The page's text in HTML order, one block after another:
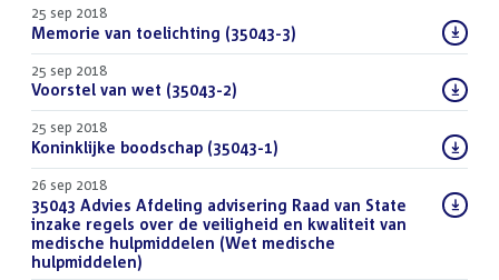
25 sep 2018
Download
bestand:
Memorie van toelichting (35043-3)
25 sep 2018
Download
bestand:
Voorstel van wet (35043-2)
25 sep 2018
Download
bestand:
Koninklijke boodschap (35043-1)
26 sep 2018
Download
bestand:
35043 Advies Afdeling advisering Raad van State
inzake regels over de veiligheid en kwaliteit van
medische hulpmiddelen (Wet medische
hulpmiddelen)